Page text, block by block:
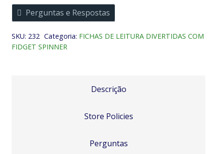
-
Exemplos
Interjeição
quantidade
Perguntas e Respostas
SKU: 232 Categoria: FICHAS DE LEITURA DIVERTIDAS COM
FIDGET SPINNER
Descrição
Store Policies
Perguntas